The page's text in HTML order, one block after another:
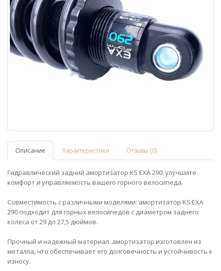
Описание Характеристики Отзывы (0)
Гидравлический задний амортизатор KS EXA 290: улучшите
комфорт и управляемость вашего горного велосипеда.
Совместимость с различными моделями: амортизатор KS EXA
290 подходит для горных велосипедов с диаметром заднего
колеса от 29 до 27,5 дюймов.
Прочный и надежный материал: амортизатор изготовлен из
металла, что обеспечивает его долговечность и устойчивость к
износу.